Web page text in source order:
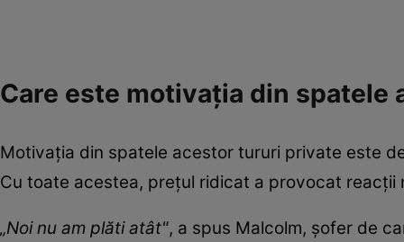
Care este motivația din
Motivația din spatele acestor tururi private este
Cu toate acestea, prețul ridicat a provocat
„Noi nu am plăti atât", a spus Malcolm, șofer de